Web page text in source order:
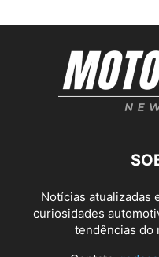
Notícias atualizadas
curiosidades
tendências do